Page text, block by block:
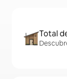
Total